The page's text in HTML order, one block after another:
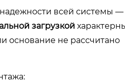
всей системы —
загрузкой
основание не рассчитано